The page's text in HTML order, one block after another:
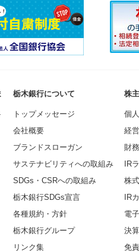
栃木銀行について
トップメッセージ
会社概要
ブランドスローガン
サステナビリティへの取組み
SDGs・CSRへの取組み
栃木銀行SDGs宣言
各種規約・方針
栃木銀行グループ
リンク集
株
個
経
財
IR
株
IR
電
決
免